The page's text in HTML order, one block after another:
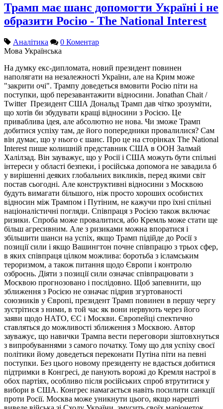
Трамп має шанс допомогти Україні і не
образити Росію - The National Interest
Аналітика
0 Коментар
Мова Українська
На думку екс-дипломата, новий президент повинен
наполягати на незалежності України, але на Крим може
"закрити очі". Трампу доведеться вмовити Росію піти на
поступки, щоб перезавантажити відносини. Jonathan Chait /
Twitter Президент США Дональд Трамп дав чітко зрозуміти,
що хотів би збудувати кращі відносини з Росією. Це
приваблива ідея, але абсолютно не нова. Чи зможе Трамп
добитися успіху там, де його попередники провалилися? Сам
він думає, що у нього є шанс. Про це на сторінках The National
Interest пише колишній представник США в ООН Залмай
Халілзад. Він зауважує, що у Росії і США можуть бути спільні
інтереси у області безпеки, і російська допомога не завадила б
у вирішенні деяких глобальних викликів, перед якими світ
постав сьогодні. Але конструктивні відносини з Москвою
будуть вимагати більшого, ніж просто хороших особистих
відносин між Трампом і Путіним, не кажучи про їхні спільні
націоналістичні погляди. Співпраця з Росією також включає
ризики. Спроба може провалитися, або Кремль може стати ще
більш агресивним. Але з ризиками можна впоратися і
збільшити шанси на успіх, якщо Трамп підійде до Росії з
позиції сили і якщо Вашингтон почне співпрацю з трьох сфер,
в яких співпраця цілком можлива: боротьба з ісламським
тероризмом, а також питання щодо Європи і контролю
озброєнь. Діяти з позиції сили означає співпрацювати з
Москвою прогнозовано і послідовно. Щоб запевнити, що
зближення з Росією не означає підрив згуртованості
союзників у Європі, президент Трамп повинен в першу чергу
зустрітися з ними, в той час як вони нервують через його
заяви щодо НАТО, ЄС і Москви. Європейці спектично
ставляться до можливості зближення з Москвою. Автор
зауважує, що навички Трампа вести переговори зіштовхнуться
з випробуваннями з самого початку. Тому що для успіху своєї
політики йому доведеться переконати Путіна піти на певні
поступки. Без цього новому президенту не вдасться добитися
підтримки в Конгресі, де панують ворожі до Кремля настрої в
обох партіях, особливо після російських спроб втрутитися у
вибори в США. Конгрес намагається навіть посилити санкції
проти Росії. Москва може уникнути цього, якщо нарешті